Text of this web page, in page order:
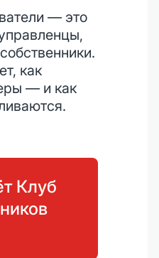
— это
как
— и как
Клуб